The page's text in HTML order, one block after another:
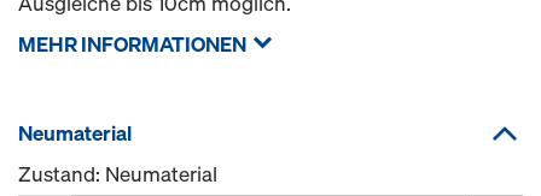
MEHR INFORMATIONEN
Neumaterial
Zustand: Neumaterial